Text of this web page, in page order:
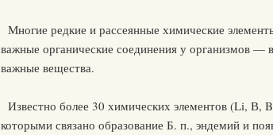
Многие редкие и рассеянные химические
важные органические соединения у организмов
важные вещества.
Известно более 30 химических элементов (Li,
которыми связано образование Б. п., эндемий и